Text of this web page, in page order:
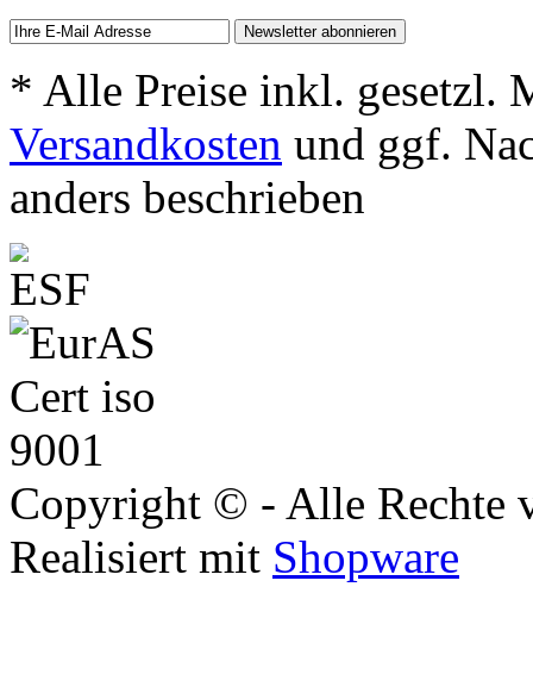
* Alle Preise inkl. gesetzl.
Versandkosten und ggf.
anders beschrieben
Copyright © - Alle Rechte
Realisiert mit Shopware